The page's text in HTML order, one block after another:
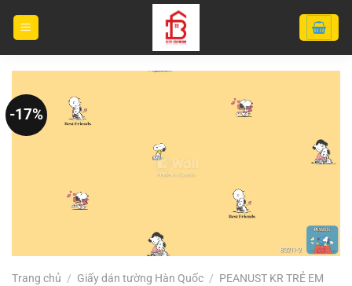
dung
-17%
Trang chủ / Giấy dán tường Hàn Quốc / PEANUST KR TRẺ EM